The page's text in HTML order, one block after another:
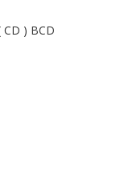
) BCD